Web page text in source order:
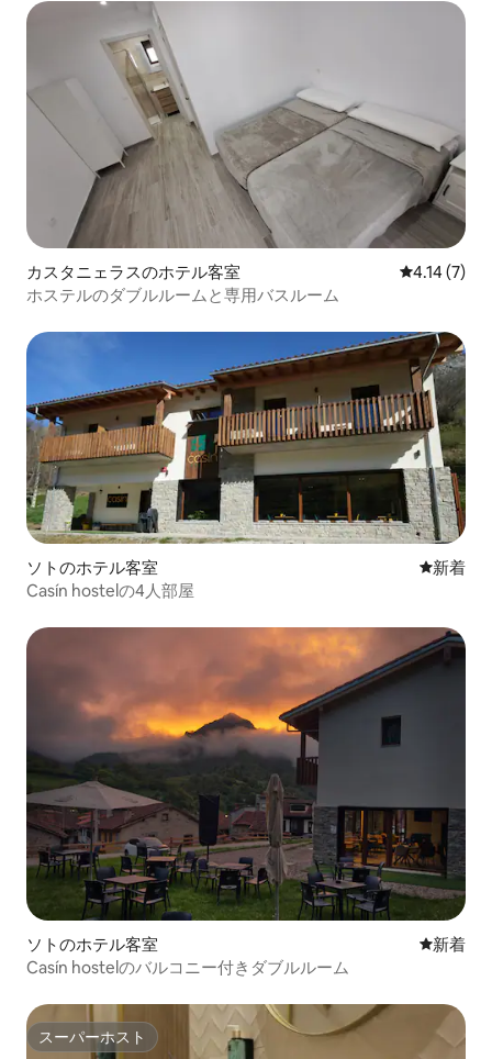
カスタニェラスのホテル客室 レビュー7
4.14 (7)
ホステルのダブルルームと専用バスルーム
ソトのホテル客室 新しい宿
新着
Casín hostelの4人部屋
ソトのホテル客室 新しい宿
新着
Casín hostelのバルコニー付きダブルルーム
スーパーホスト
スーパーホスト